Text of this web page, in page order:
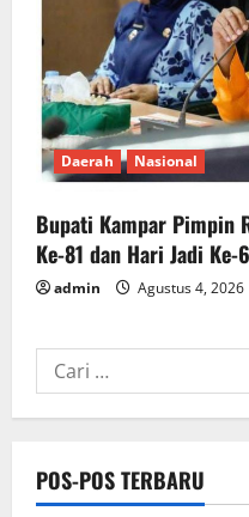
Daerah Nasional
Bupati Kampar Pimpin
Ke-81 dan Hari Jadi
admin Agustus 4, 2026
Cari
untuk:
POS-POS TERBARU